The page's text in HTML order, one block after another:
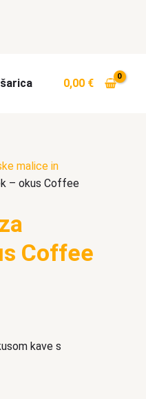
0,00 €
malice in
– okus Coffee
Coffee
kave s